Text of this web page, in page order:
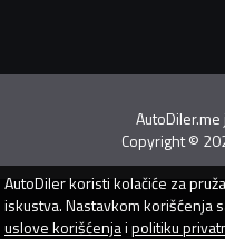
Copyright©
AutoDilerkoristi kolačiće za
iskustva. Nastavkom korišćenja
uslove korišćenjaipolitiku